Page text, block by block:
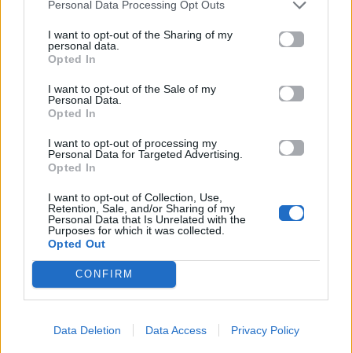
Personal Data Processing Opt Outs
I want to opt-out of the Sharing of my
personal data.
Opted In
I want to opt-out of the Sale of my
Personal Data.
Opted In
I want to opt-out of processing my
Personal Data for Targeted Advertising.
Opted In
I want to opt-out of Collection, Use,
Retention, Sale, and/or Sharing of my
Personal Data that Is Unrelated with the
Purposes for which it was collected.
Opted Out
CONFIRM
Data Deletion Data Access Privacy Policy
Facebook, επικοινωνήστε μέσωTwitter
ακολουθήστε μας στοInstagram.
Eurovision 2026
News
Mad.gr στο MSN
Μοιράσου αυτό το άρθρο